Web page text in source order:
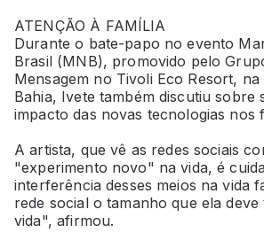
ATENÇÃO À FAMÍLIA
Durante o bate-papo no evento
Brasil (MNB), promovido pelo
Mensagem no Tivoli Eco Resort,
Bahia, Ivete também discutiu sobre
impacto das novas tecnologias nos
A artista, que vê as redes sociais
"experimento novo" na vida, é
interferência desses meios na vida
rede social o tamanho que ela
vida", afirmou.